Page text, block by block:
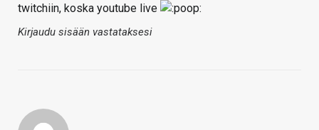
twitchiin, koska youtube live
Kirjaudu sisään vastataksesi